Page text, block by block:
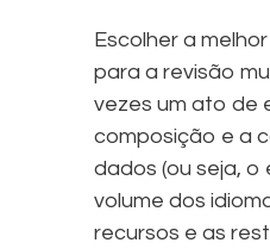
Escolher a
para a revisão
vezes um ato de
composição e a
dados (ou seja, o
volume dos
recursos e as